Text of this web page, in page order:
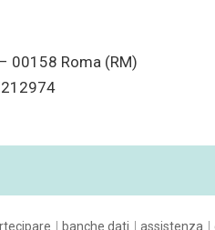
00158 Roma (RM)
banche dati assistenza